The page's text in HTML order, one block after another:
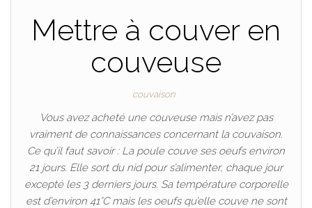
Mettre à couver en
couveuse
couvaison
Vous avez acheté une couveuse mais n’avez pas
vraiment de connaissances concernant la couvaison.
Ce qu’il faut savoir : La poule couve ses oeufs environ
21 jours. Elle sort du nid pour s’alimenter, chaque jour
excepté les 3 derniers jours. Sa température corporelle
est d’environ 41°C mais les oeufs qu’elle couve ne sont